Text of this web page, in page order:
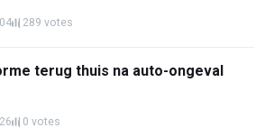
289 votes
terug thuis na auto-ongeval
0 votes